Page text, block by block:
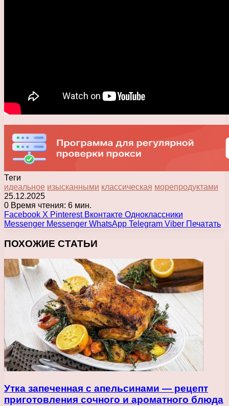
Теги
идеальное изысканными классическая морепродуктами
25.12.2025
0 Время чтения: 6 мин.
Facebook X Pinterest Вконтакте Одноклассники
Messenger Messenger WhatsApp Telegram Viber Печатать
ПОХОЖИЕ СТАТЬИ
Утка запеченная с апельсинами — рецепт
приготовления сочного и ароматного блюда